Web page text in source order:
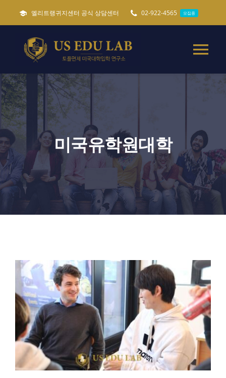
너
뛰
기
엘리트랭귀지센터 공식 상담센터 02-922-4565 모집중
미국유학준비 가이드 필독
토플면제 미국대학입학
특별 미국유학준비
캐나다 세네카대학교
미국유학원대학